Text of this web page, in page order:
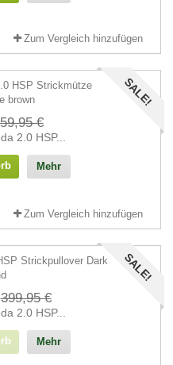
Zum Vergleich hinzufügen
SALE!
59,95 €
2.0 HSP...
Mehr
Zum Vergleich hinzufügen
SALE!
399,95 €
2.0 HSP...
Mehr